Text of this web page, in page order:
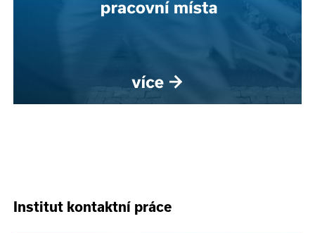
Institut kontaktní práce